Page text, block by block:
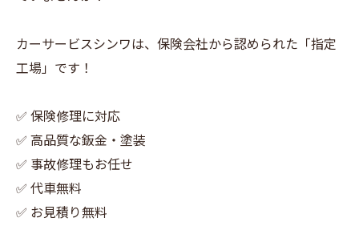
カーサービスシンワは、保険会社から認められた「指定
工場」です！
✅ 保険修理に対応
✅ 高品質な鈑金・塗装
✅ 事故修理もお任せ
✅ 代車無料
✅ お見積り無料